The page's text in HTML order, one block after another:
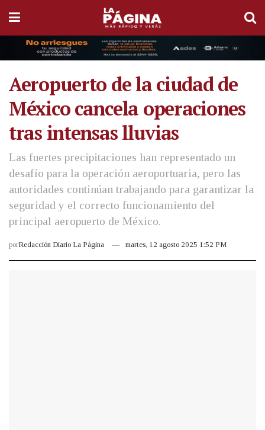
Aeropuerto de la ciudad de
México cancela operaciones
tras intensas lluvias
Las fuertes precipitaciones han representado un
desafío para la operación aeroportuaria, pero las
autoridades continúan trabajando para garantizar la
seguridad y el correcto funcionamiento del
principal aeropuerto de México.
porRedacción Diario La Página martes, 12 agosto 2025 1:52 PM